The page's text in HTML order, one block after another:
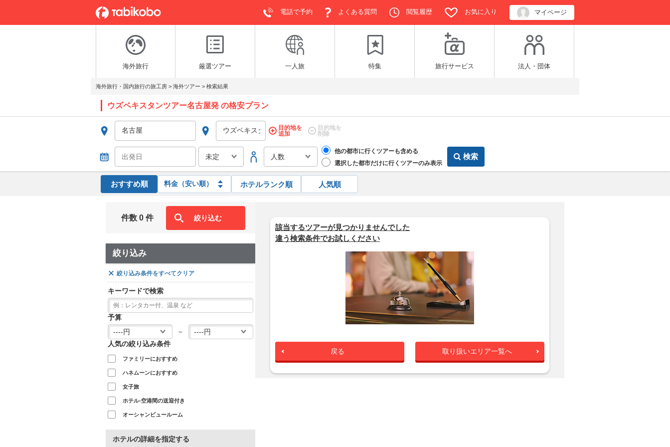
電話で予約 よくある質問 閲覧履歴 お気に入り マイページ
海外旅行 厳選ツアー 一人旅 特集 旅行サービス 法人・団体
海外旅行・国内旅行の旅工房 > 海外ツアー > 検索結果
ウズベキスタンツアー名古屋発 の格安プラン
目的地を
追加
目的地を
削除
他の都市に行くツアーも含める
選択した都市だけに行くツアーのみ表示
検索
おすすめ順 ホテルランク順 人気順
絞り込み
絞り込み条件をすべてクリア
キーワードで検索
予算
～
人気の絞り込み条件
ファミリーにおすすめ
ハネムーンにおすすめ
女子旅
ホテル-空港間の送迎付き
オーシャンビュールーム
ホテルの詳細を指定する
件数 0 件 絞り込む
該当するツアーが見つかりませんでした
違う検索条件でお試しください
戻る 取り扱いエリア一覧へ